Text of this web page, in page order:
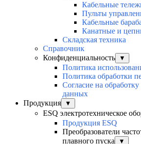
Кабельные
Пульты
Кабельные
Канатные и
Складская техника
Справочник
Конфиденциальность
▼
Политика
Политика обработки
Согласие на
данных
Продукция
▼
ESQ электротехническое
Продукция ESQ
Преобразователи
плавного пуска
▼